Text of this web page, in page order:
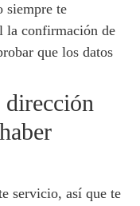
siempre te
la confirmación de
que los datos
servicio, así que te